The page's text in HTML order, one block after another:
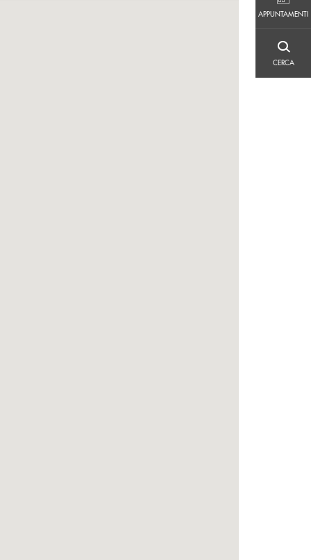
APPUNTAMENTI
APPUNTAMENTI
CERCA